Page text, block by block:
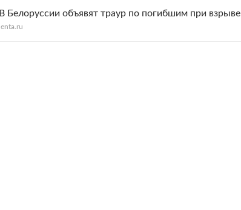
В Белоруссии объявят траур по погибшим при взрыве
lenta.ru